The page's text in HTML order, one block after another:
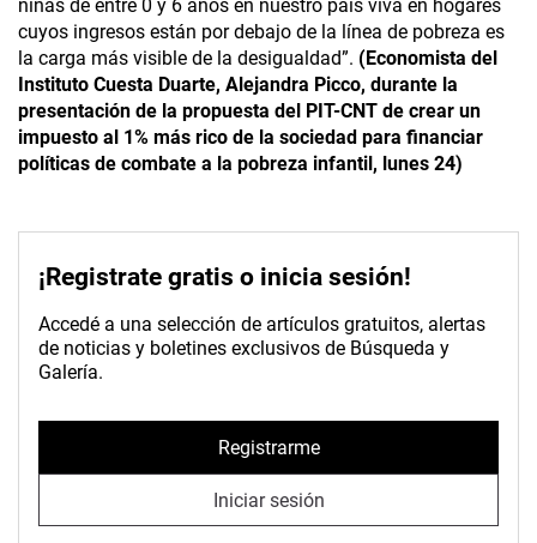
niñas de entre 0 y 6 años en nuestro país viva en hogares
cuyos ingresos están por debajo de la línea de pobreza es
la carga más visible de la desigualdad”. (Economista del
Instituto Cuesta Duarte, Alejandra Picco, durante la
presentación de la propuesta del PIT-CNT de crear un
impuesto al 1% más rico de la sociedad para financiar
políticas de combate a la pobreza infantil, lunes 24)
¡Registrate gratis o inicia sesión!
Accedé a una selección de artículos gratuitos, alertas
de noticias y boletines exclusivos de Búsqueda y
Galería.
Registrarme
Iniciar sesión